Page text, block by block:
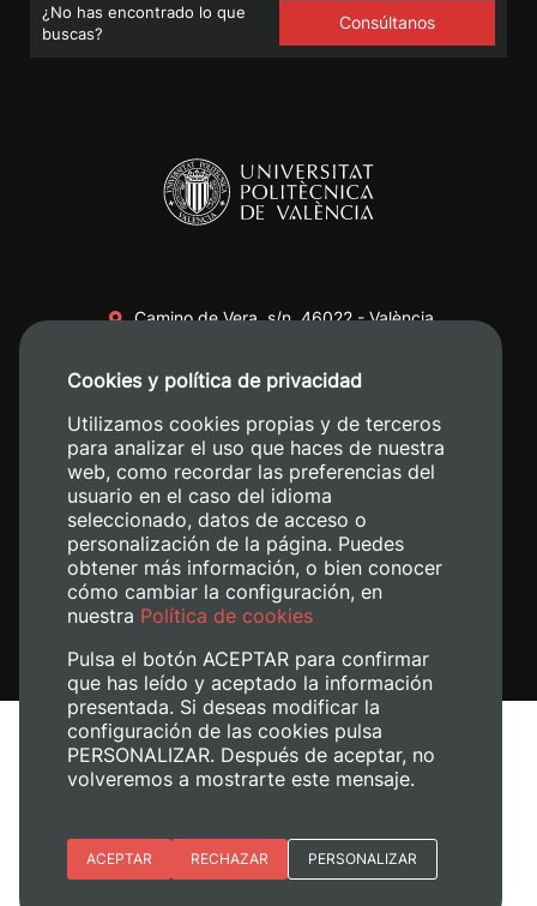
¿No has encontrado lo que
buscas?
Consúltanos
Camino de Vera, s/n. 46022 - València
+34 620 04 00 50
Aviso legal
Política de cookies
Gestionar cookies
Cookies y política de privacidad
Utilizamos cookies propias y de terceros
para analizar el uso que haces de nuestra
web, como recordar las preferencias del
usuario en el caso del idioma
seleccionado, datos de acceso o
personalización de la página. Puedes
obtener más información, o bien conocer
cómo cambiar la configuración, en
nuestra Política de cookies
Pulsa el botón ACEPTAR para confirmar
que has leído y aceptado la información
presentada. Si deseas modificar la
configuración de las cookies pulsa
PERSONALIZAR. Después de aceptar, no
volveremos a mostrarte este mensaje.
Esenciales
ACEPTAR RECHAZAR PERSONALIZAR